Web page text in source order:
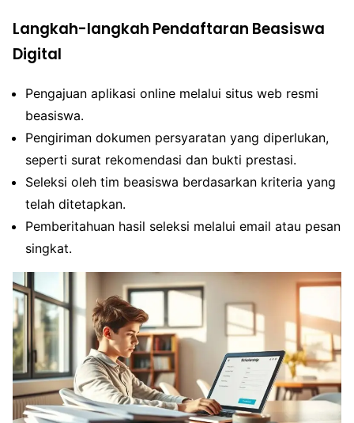
Langkah-langkah Pendaftaran Beasiswa
Digital
Pengajuan aplikasi online melalui situs web resmi
beasiswa.
Pengiriman dokumen persyaratan yang diperlukan,
seperti surat rekomendasi dan bukti prestasi.
Seleksi oleh tim beasiswa berdasarkan kriteria yang
telah ditetapkan.
Pemberitahuan hasil seleksi melalui email atau pesan
singkat.